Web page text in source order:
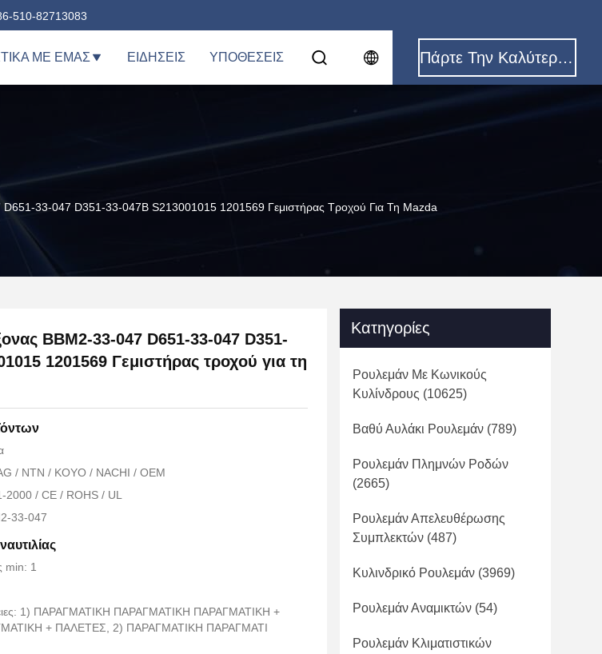
510-82713083
ΜΕ ΕΜΆΣ ΕΙΔΉΣΕΙΣ ΥΠΟΘΈΣΕΙΣ Πάρτε Την Καλύτερη Τιμή
33-047 D351-33-047B S213001015 1201569 Γεμιστήρας Τροχού Για Τη Mazda
BBM2-33-047 D651-33-047 D351-
1201569 Γεμιστήρας τροχού για τη
/ NTN / KOYO / NACHI / OEM
2000 / CE / ROHS / UL
33-047
min: 1
1) ΠΑΡΑΓΜΑΤΙΚΗ ΠΑΡΑΓΜΑΤΙΚΗ ΠΑΡΑΓΜΑΤΙΚΗ +
+ ΠΑΛΕΤΕΣ, 2) ΠΑΡΑΓΜΑΤΙΚΗ ΠΑΡΑΓΜΑΤΙ
Κατηγορίες
Ρουλεμάν Με Κωνικούς
Κυλίνδρους (10625)
Βαθύ Αυλάκι Ρουλεμάν (789)
Ρουλεμάν Πλημνών Ροδών
(2665)
Ρουλεμάν Απελευθέρωσης
Συμπλεκτών (487)
Κυλινδρικό Ρουλεμάν (3969)
Ρουλεμάν Αναμικτών (54)
Ρουλεμάν Κλιματιστικών